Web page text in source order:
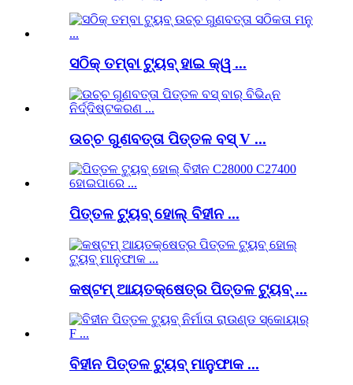
ସଠିକ୍ ତମ୍ବା ଟ୍ୟୁବ୍ ହାଇ କ୍ୱ ...
ଉଚ୍ଚ ଗୁଣବତ୍ତା ପିତ୍ତଳ ବସ୍ V ...
ପିତ୍ତଳ ଟ୍ୟୁବ୍ ହୋଲ୍ ବିହୀନ ...
କଷ୍ଟମ୍ ଆୟତକ୍ଷେତ୍ର ପିତ୍ତଳ ଟ୍ୟୁବ୍ ...
ବିହୀନ ପିତ୍ତଳ ଟ୍ୟୁବ୍ ମାନୁଫାକ ...